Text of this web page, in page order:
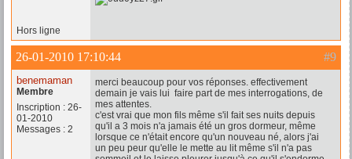
Hors ligne
#9
26-01-2010 17:10:44
benemaman
Membre
Inscription : 26-
01-2010
Messages : 2
merci beaucoup pour vos réponses. effectivement
demain je vais lui faire part de mes interrogations, de
mes attentes.
c'est vrai que mon fils même s'il fait ses nuits depuis
qu'il a 3 mois n'a jamais été un gros dormeur, même
lorsque ce n'était encore qu'un nouveau né, alors j'ai
un peu peur qu'elle le mette au lit même s'il n'a pas